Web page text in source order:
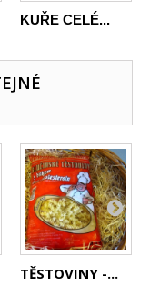
KUŘE CELÉ...
TĚSTOVINY -...